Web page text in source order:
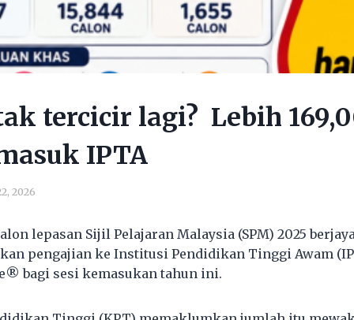
tercicir lagi? Lebih
IPTA
2026
lepasan Sijil Pelajaran Malaysia (SPM) 2025
pengajian ke Institusi Pendidikan Tinggi Awam
bagi sesi kemasukan tahun ini.